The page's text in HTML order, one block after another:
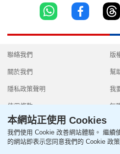
聯絡我們
關於我們
隱私政策聲明
使用條款
版
幫
我
無
Copyright © 2026 SingTao Ltd.All rights
本網站正使用 Cookies
我們使用 Cookie 改善網站體驗。 繼續
的網站即表示您同意我們的 Cookie 政策